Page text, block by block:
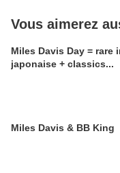
Vous aimerez
Miles Davis Day = rare
japonaise + classics...
Miles Davis & BB King